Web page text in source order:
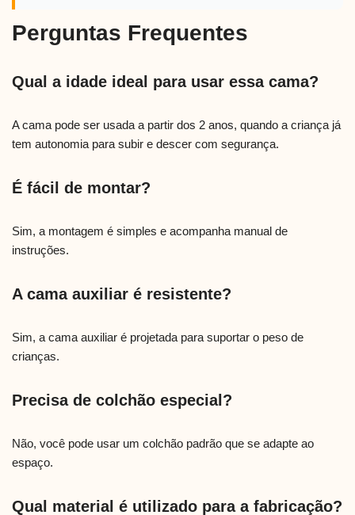
Perguntas Frequentes
Qual a idade ideal para usar essa cama?
A cama pode ser usada a partir dos 2 anos, quando a criança já
tem autonomia para subir e descer com segurança.
É fácil de montar?
Sim, a montagem é simples e acompanha manual de
instruções.
A cama auxiliar é resistente?
Sim, a cama auxiliar é projetada para suportar o peso de
crianças.
Precisa de colchão especial?
Não, você pode usar um colchão padrão que se adapte ao
espaço.
Qual material é utilizado para a fabricação?